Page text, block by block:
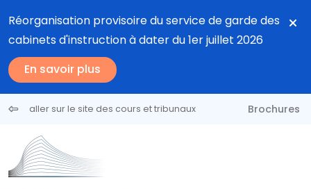
Réorganisation provisoire du service de garde des
cabinets d'instruction à dater du 1er juillet 2026
En savoir plus
aller sur le site des cours et tribunaux Brochures